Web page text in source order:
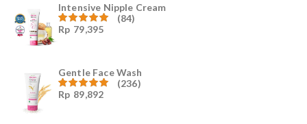
Intensive Nipple Cream
Dinilai
(84)
Rp 79,395
Gentle Face Wash
Dinilai
(236)
Rp 89,892